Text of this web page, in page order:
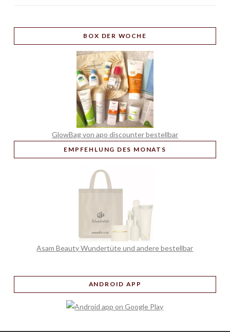
BOX DER WOCHE
GlowBag von apo discounter bestellbar
EMPFEHLUNG DES MONATS
Asam Beauty Wundertüte und andere bestellbar
ANDROID APP